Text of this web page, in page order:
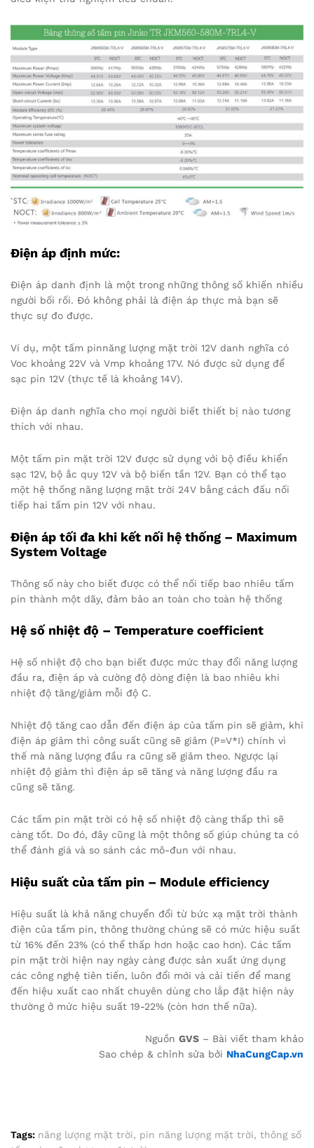
Điện áp định mức:
Điện áp danh định là một trong những thông số khiến nhiều
người bối rối. Đó không phải là điện áp thực mà bạn sẽ
thực sự đo được.
Ví dụ, một tấm pinnăng lượng mặt trời 12V danh nghĩa có
Voc khoảng 22V và Vmp khoảng 17V. Nó được sử dụng để
sạc pin 12V (thực tế là khoảng 14V).
Điện áp danh nghĩa cho mọi người biết thiết bị nào tương
thích với nhau.
Một tấm pin mặt trời 12V được sử dụng với bộ điều khiển
sạc 12V, bộ ắc quy 12V và bộ biến tần 12V. Bạn có thể tạo
một hệ thống năng lượng mặt trời 24V bằng cách đấu nối
tiếp hai tấm pin 12V với nhau.
Điện áp tối đa khi kết nối hệ thống – Maximum
System Voltage
Thông số này cho biết được có thể nối tiếp bao nhiêu tấm
pin thành một dãy, đảm bảo an toàn cho toàn hệ thống
Hệ số nhiệt độ – Temperature coefficient
Hệ số nhiệt độ cho bạn biết được mức thay đổi năng lượng
đầu ra, điện áp và cường độ dòng điện là bao nhiêu khi
nhiệt độ tăng/giảm mỗi độ C.
Nhiệt độ tăng cao dẫn đến điện áp của tấm pin sẽ giảm, khi
điện áp giảm thì công suất cũng sẽ giảm (P=V*I) chính vì
thế mà năng lượng đầu ra cũng sẽ giảm theo. Ngược lại
nhiệt độ giảm thì điện áp sẽ tăng và năng lượng đầu ra
cũng sẽ tăng.
Các tấm pin mặt trời có hệ số nhiệt độ càng thấp thì sẽ
càng tốt. Do đó, đây cũng là một thông số giúp chúng ta có
thể đánh giá và so sánh các mô-đun với nhau.
Hiệu suất của tấm pin – Module efficiency
Hiệu suất là khả năng chuyển đổi từ bức xạ mặt trời thành
điện của tấm pin, thông thường chúng sẽ có mức hiệu suất
từ 16% đến 23% (có thể thấp hơn hoặc cao hơn). Các tấm
pin mặt trời hiện nay ngày càng được sản xuất ứng dụng
các công nghệ tiên tiến, luôn đổi mới và cải tiến để mang
đến hiệu xuất cao nhất chuyên dùng cho lắp đặt hiện này
thường ở mức hiệu suất 19-22% (còn hơn thế nữa).
Nguồn GVS – Bài viết tham khảo
Sao chép & chỉnh sửa bởi NhaCungCap.vn
Tags: năng lượng mặt trời, pin năng lượng mặt trời, thông số